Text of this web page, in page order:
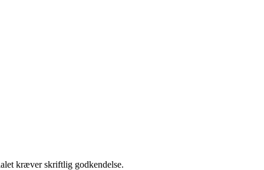
kræver skriftlig godkendelse.